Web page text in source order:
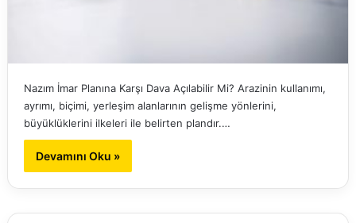
Nazım İmar Planına Karşı Dava Açılabilir Mi? Arazinin kullanımı,
ayrımı, biçimi, yerleşim alanlarının gelişme yönlerini,
büyüklüklerini ilkeleri ile belirten plandır.…
Devamını Oku »